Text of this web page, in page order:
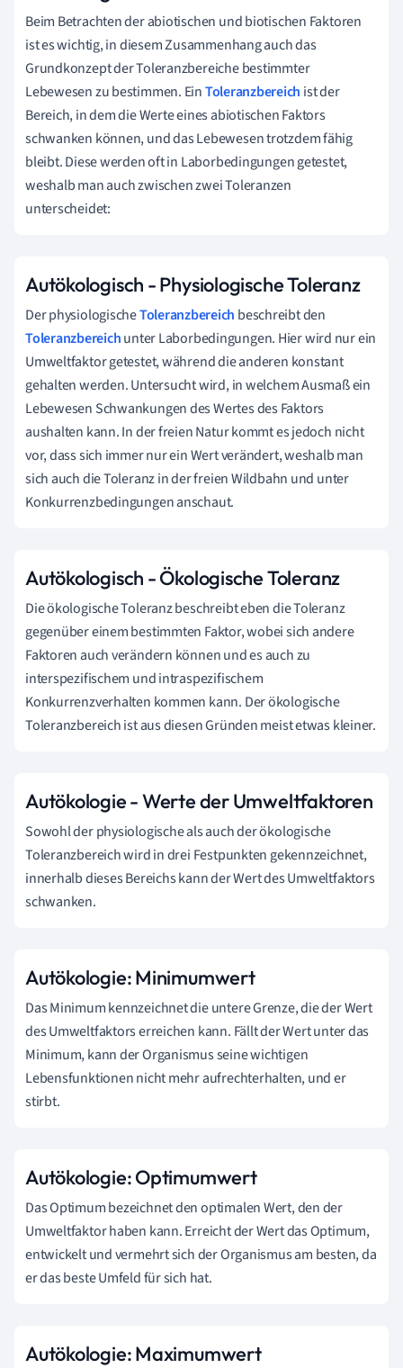
Beim Betrachten der abiotischen und biotischen Faktoren
ist es wichtig, in diesem Zusammenhang auch das
Grundkonzept der Toleranzbereiche bestimmter
Lebewesen zu bestimmen. EinToleranzbereich ist der
Bereich, in dem die Werte eines abiotischen Faktors
schwanken können, und das Lebewesen trotzdem fähig
bleibt. Diese werden oft in Laborbedingungen getestet,
weshalb man auch zwischen zwei Toleranzen
unterscheidet:
Autökologisch - Physiologische Toleranz
Der physiologischeToleranzbereich beschreibt den
Toleranzbereichunter Laborbedingungen. Hier wird nur ein
Umweltfaktor getestet, während die anderen konstant
gehalten werden. Untersucht wird, in welchem Ausmaß ein
Lebewesen Schwankungen des Wertes des Faktors
aushalten kann. In der freien Natur kommt es jedoch nicht
vor, dass sich immer nur ein Wert verändert, weshalb man
sich auch die Toleranz in der freien Wildbahn und unter
Konkurrenzbedingungen anschaut.
Autökologisch - Ökologische Toleranz
Die ökologische Toleranz beschreibt eben die Toleranz
gegenüber einem bestimmten Faktor, wobei sich andere
Faktoren auch verändern können und es auch zu
interspezifischem und intraspezifischem
Konkurrenzverhalten kommen kann. Der ökologische
Toleranzbereich ist aus diesen Gründen meist etwas kleiner.
Autökologie - Werte der Umweltfaktoren
Sowohl der physiologische als auch der ökologische
Toleranzbereich wird in drei Festpunkten gekennzeichnet,
innerhalb dieses Bereichs kann der Wert des Umweltfaktors
schwanken.
Autökologie: Minimumwert
Das Minimum kennzeichnet die untere Grenze, die der Wert
des Umweltfaktors erreichen kann. Fällt der Wert unter das
Minimum, kann der Organismus seine wichtigen
Lebensfunktionen nicht mehr aufrechterhalten, und er
stirbt.
Autökologie: Optimumwert
Das Optimum bezeichnet den optimalen Wert, den der
Umweltfaktor haben kann. Erreicht der Wert das Optimum,
entwickelt und vermehrt sich der Organismus am besten, da
er das beste Umfeld für sich hat.
Autökologie: Maximumwert